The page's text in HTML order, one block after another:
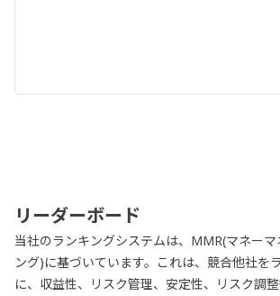
リーダーボード
当社のランキングシステムは、MMR(マネー
ング)に基づいています。これは、競合他社を
に、収益性、リスク管理、安定性、リスク調